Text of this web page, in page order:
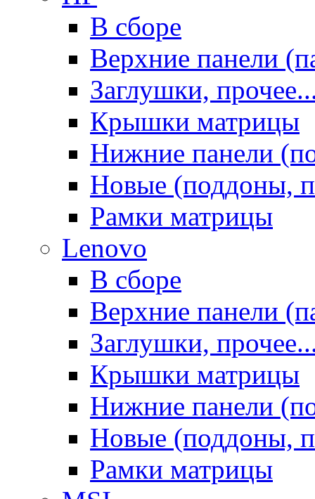
В сборе
Верхние панели
Заглушки,
Крышки матрицы
Нижние панели
Новые (поддоны,
Рамки матрицы
Lenovo
В сборе
Верхние панели
Заглушки,
Крышки матрицы
Нижние панели
Новые (поддоны,
Рамки матрицы